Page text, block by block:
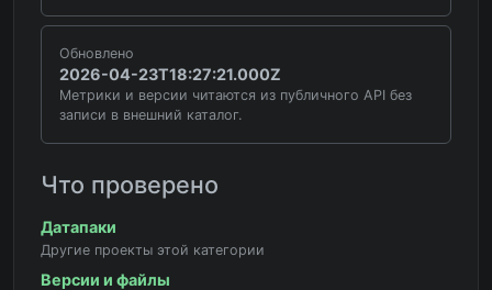
Обновлено
2026-04-23T18:27:21.000Z
Метрики и версии читаются из публичного API без
записи в внешний каталог.
Что проверено
Датапаки
Другие проекты этой категории
Версии и файлы